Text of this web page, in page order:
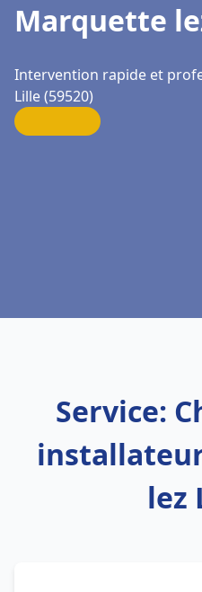
Marquette
Intervention rapide et
Lille (59520)
Service:
lez